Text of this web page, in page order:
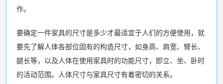
作。
要确定一件家具的尺寸是多少才最适宜于人们的方便使用，就
要先了解人体各部位固有的构造尺寸，如身高、肩宽、臂长、
腿长等，以及人体在使用家具时的功能尺寸，即立、坐、卧时
的活动范围。人体尺寸与家具尺寸有着密切的关系。